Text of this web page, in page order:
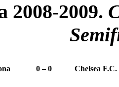
2008-2009.
0 – 0 Chelsea F.C.